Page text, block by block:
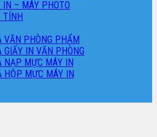
IN – MÁY PHOTO
TÍNH
VĂN PHÒNG PHẨM
GIẤY IN VĂN PHÒNG
NẠP MỰC MÁY IN
HỘP MỰC MÁY IN